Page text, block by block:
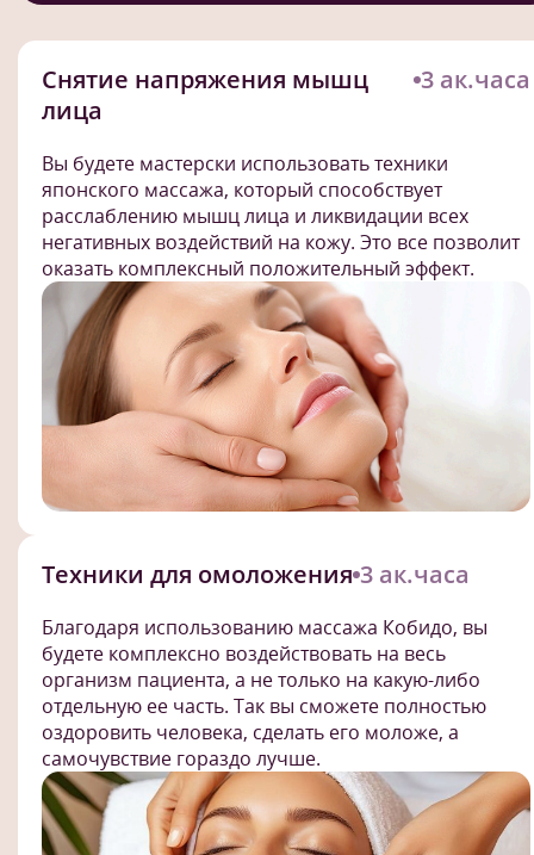
Снятие напряжения мышц
лица
3 ак.часа
Вы будете мастерски использовать техники
японского массажа, который способствует
расслаблению мышц лица и ликвидации всех
негативных воздействий на кожу. Это все позволит
оказать комплексный положительный эффект.
Техники для омоложения 3 ак.часа
Благодаря использованию массажа Кобидо, вы
будете комплексно воздействовать на весь
организм пациента, а не только на какую-либо
отдельную ее часть. Так вы сможете полностью
оздоровить человека, сделать его моложе, а
самочувствие гораздо лучше.